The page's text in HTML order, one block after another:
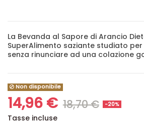
La Bevanda al Sapore di Arancio
SuperAlimento saziante studiato
senza rinunciare ad una colazione
Non disponibile
14,96 € 18,70 € -20%
Tasse incluse